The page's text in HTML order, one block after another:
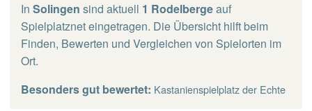
In Solingen sind aktuell 1 Rodelbergeauf
Spielplatznet eingetragen. Die Übersicht hilft beim
Finden, Bewerten und Vergleichen von Spielorten im
Ort.
Besonders gut bewertet: Kastanienspielplatz der Echte